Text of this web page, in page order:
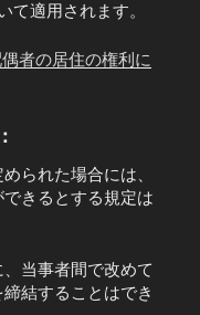
て適用されます。
者の居住の権利に
られた場合には、
きるとする規定は
当事者間で改めて
結することはでき